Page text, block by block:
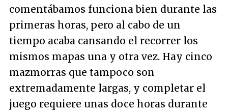
comentábamos funciona bien durante las
primeras horas, pero al cabo de un
tiempo acaba cansando el recorrer los
mismos mapas una y otra vez. Hay cinco
mazmorras que tampoco son
extremadamente largas, y completar el
juego requiere unas doce horas durante